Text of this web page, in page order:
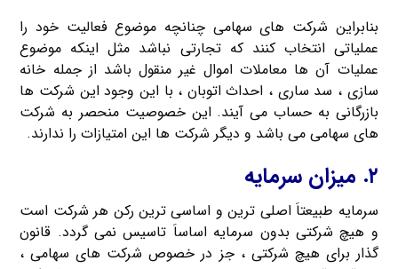
بنابراین شرکت های سهامی چنانچه موضوع فعالیت خود را
عملیاتی انتخاب کنند که تجارتی نباشد مثل اینکه موضوع
عملیات آن ها معاملات اموال غیر منقول باشد از جمله خانه
سازی ، سد ساری ، احداث اتوبان ، با این وجود این شرکت ها
بازرگانی به حساب می آیند. این خصوصیت منحصر به شرکت
های سهامی می باشد و دیگر شرکت ها این امتیازات را ندارند.
۲. میزان سرمایه
سرمایه طبیعتاَ اصلی ترین و اساسی ترین رکن هر شرکت است
و هیچ شرکتی بدون سرمایه اساساَ تاسیس نمی گردد. قانون
گذار برای هیچ شرکتی ، جز در خصوص شرکت های سهامی ،